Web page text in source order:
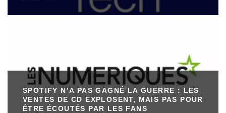
SPOTIFY N’A PAS GAGNÉ LA GUERRE : LES
VENTES DE CD EXPLOSENT, MAIS PAS POUR
ÊTRE ÉCOUTÉS PAR LES FANS